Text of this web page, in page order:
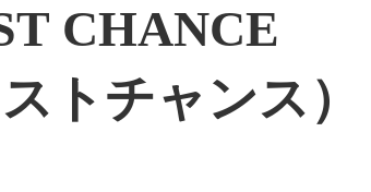
CHANCE
トチャンス）